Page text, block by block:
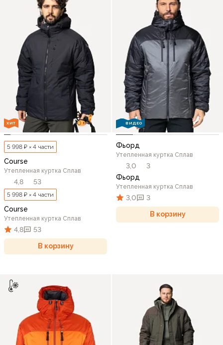
ХИТ
5 998 ₽ × 4 части
Course
Утепленная куртка Сплав
4,8 53
5 998 ₽ × 4 части
Course
Утепленная куртка Сплав
4,8 53
В корзину
ВИДЕО
Фьорд
Утепленная куртка Сплав
3,0
3
Фьорд
Утепленная куртка Сплав
3,0 3
В корзину